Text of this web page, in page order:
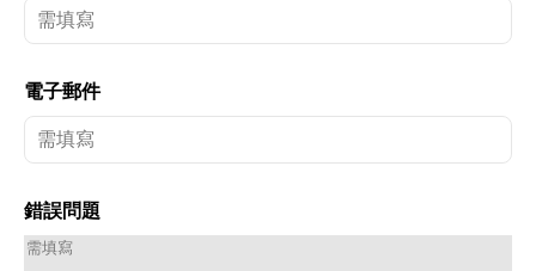
電子郵件
錯誤問題